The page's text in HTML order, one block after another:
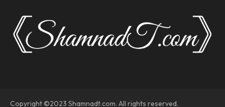
Copyright ©2023 Shamnadt.com. All rights reserved.